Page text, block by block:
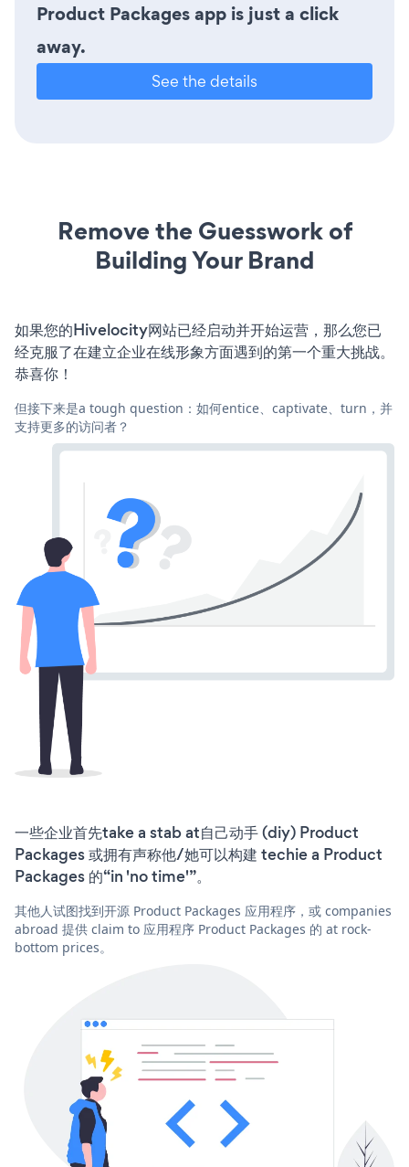
Product Packages app is just a click
away.
See the details
Remove the Guesswork of
Building Your Brand
如果您的Hivelocity网站已经启动并开始运营，那么您已
经克服了在建立企业在线形象方面遇到的第一个重大挑战。
恭喜你！
但接下来是a tough question：如何entice、captivate、turn，并
支持更多的访问者？
一些企业首先take a stab at自己动手 (diy) Product
Packages 或拥有声称他/她可以构建 techie a Product
Packages 的“in 'no time'”。
其他人试图找到开源 Product Packages 应用程序，或 companies
abroad 提供 claim to 应用程序 Product Packages 的 at rock-
bottom prices。